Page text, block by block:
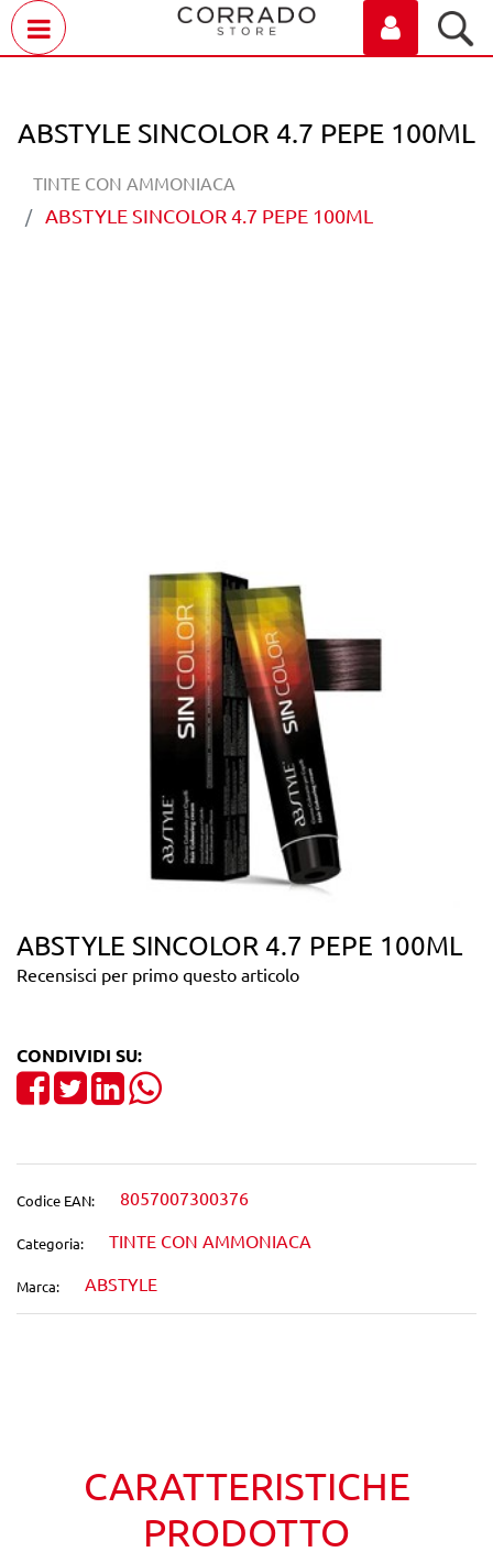
ABSTYLE SINCOLOR 4.7 PEPE 100ML
TINTE CON AMMONIACA
ABSTYLE SINCOLOR 4.7 PEPE 100ML
ABSTYLE SINCOLOR 4.7 PEPE 100ML
Recensisci per primo questo articolo
CONDIVIDI SU:
Share on Facebook
TweetShare on LinkedIn
Codice EAN: 8057007300376
Categoria: TINTE CON AMMONIACA
Marca: ABSTYLE
CARATTERISTICHE
PRODOTTO